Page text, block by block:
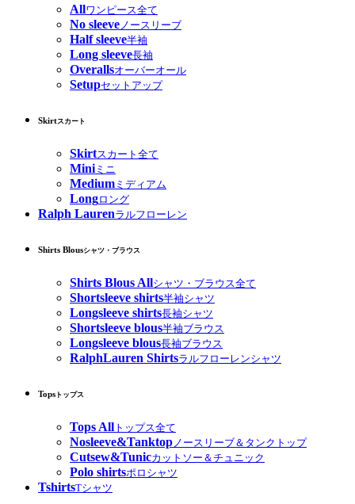
Allワンピース全て
No sleeveノースリーブ
Half sleeve半袖
Long sleeve長袖
Overallsオーバーオール
Setupセットアップ
Skirtスカート
Skirtスカート全て
Miniミニ
Medium ミディアム
Longロング
Ralph Laurenラルフローレン
Shirts Blousシャツ・ブラウス
Shirts Blous Allシャツ・ブラウス全て
Shortsleeve shirts半袖シャツ
Longsleeve shirts長袖シャツ
Shortsleeve blous半袖ブラウス
Longsleeve blous長袖ブラウス
RalphLauren Shirtsラルフローレンシャツ
Tops トップス
Tops All トップス全て
Nosleeve&Tanktop ノースリーブ＆タンクトップ
Cutsew&Tunicカットソー＆チュニック
Polo shirtsポロシャツ
TshirtsTシャツ